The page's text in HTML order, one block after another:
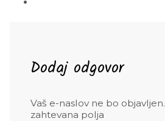
Dodaj odgovor
Vaš e-naslov ne bo objavljen.
zahtevana polja